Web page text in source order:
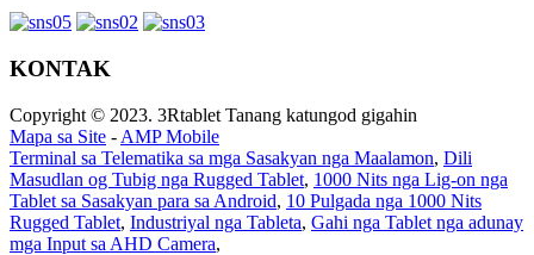
KONTAK
Copyright © 2023. 3Rtablet Tanang katungod gigahin
Mapa sa Site - AMP Mobile
Terminal sa Telematika sa mga Sasakyan nga Maalamon, Dili
Masudlan og Tubig nga Rugged Tablet, 1000 Nits nga Lig-on nga
Tablet sa Sasakyan para sa Android, 10 Pulgada nga 1000 Nits
Rugged Tablet, Industriyal nga Tableta, Gahi nga Tablet nga adunay
mga Input sa AHD Camera,